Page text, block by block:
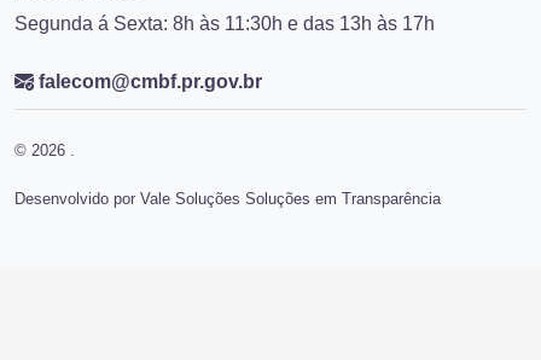
Segunda á Sexta: 8h às 11:30h e das 13h às 17h
falecom@cmbf.pr.gov.br
© 2026 .
Desenvolvido por Vale Soluções Soluções em Transparência